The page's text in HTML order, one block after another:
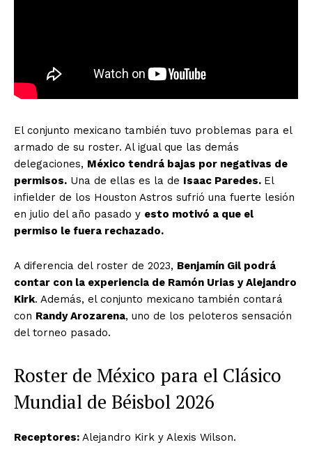
El conjunto mexicano también tuvo problemas para el
armado de su roster. Al igual que las demás
delegaciones, México tendrá bajas por negativas de
permisos. Una de ellas es la de Isaac Paredes. El
infielder de los Houston Astros sufrió una fuerte lesión
en julio del año pasado y esto motivó a que el
permiso le fuera rechazado.
A diferencia del roster de 2023, Benjamín Gil podrá
contar con la experiencia de Ramón Urias y Alejandro
Kirk. Además, el conjunto mexicano también contará
con Randy Arozarena, uno de los peloteros sensación
del torneo pasado.
Roster de México para el Clásico
Mundial de Béisbol 2026
Receptores: Alejandro Kirk y Alexis Wilson.